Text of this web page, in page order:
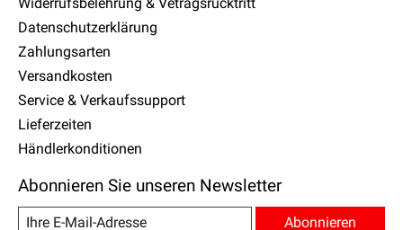
Datenschutzerklärung
Zahlungsarten
Versandkosten
Service & Verkaufssupport
Lieferzeiten
Händlerkonditionen
Abonnieren Sie unseren Newsletter
Abonnieren